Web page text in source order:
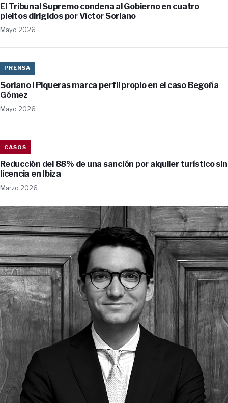
El Tribunal Supremo condena al Gobierno en cuatro
pleitos dirigidos por Víctor Soriano
Mayo 2026
PRENSA
Soriano i Piqueras marca perfil propio en el caso Begoña
Gómez
Mayo 2026
CASOS
Reducción del 88% de una sanción por alquiler turístico sin
licencia en Ibiza
Marzo 2026